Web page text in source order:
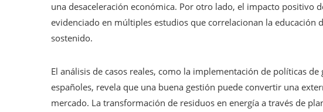
una desaceleración económica. Por otro lado, el impacto positivo
evidenciado en múltiples estudios que correlacionan la educación
sostenido.
El análisis de casos reales, como la implementación de políticas
españoles, revela que una buena gestión puede convertir una
mercado. La transformación de residuos en energía a través de